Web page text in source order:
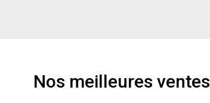
Nos meilleures ventes